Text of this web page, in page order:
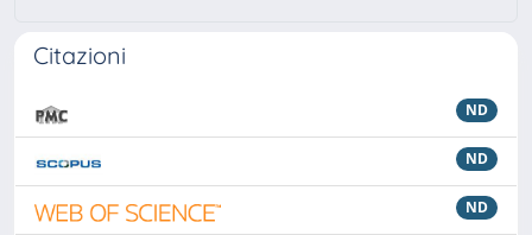
Citazioni
ND
ND
ND